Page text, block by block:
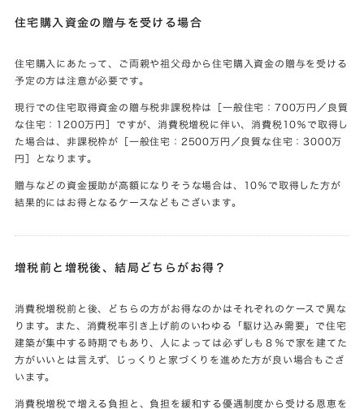
住宅購入資金の贈与を受ける場合
住宅購入にあたって、ご両親や祖父母から住宅購入資金の贈与を受ける
予定の方は注意が必要です。
現行での住宅取得資金の贈与税非課税枠は［一般住宅：700万円／良質
な住宅：1200万円］ですが、消費税増税に伴い、消費税10％で取得し
た場合は、非課税枠が［一般住宅：2500万円／良質な住宅：3000万
円］となります。
贈与などの資金援助が高額になりそうな場合は、10％で取得した方が
結果的にはお得となるケースなどもございます。
増税前と増税後、結局どちらがお得？
消費税増税前と後、どちらの方がお得なのかはそれぞれのケースで異な
ります。また、消費税率引き上げ前のいわゆる「駆け込み需要」で住宅
建築が集中する時期でもあり、人によっては必ずしも８％で家を建てた
方がいいとは言えず、じっくりと家づくりを進めた方が良い場合もござ
います。
消費税増税で増える負担と、負担を緩和する優遇制度から受ける恩恵を